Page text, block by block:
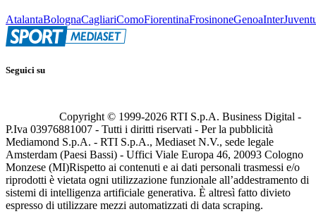
AtalantaBolognaCagliariComoFiorentinaFrosinoneGenoaInter
Seguici su
Copyright © 1999-2026 RTI S.p.A. Business Digital -
P.Iva 03976881007 - Tutti i diritti riservati - Per la pubblicità
Mediamond S.p.A. - RTI S.p.A., Mediaset N.V., sede legale
Amsterdam (Paesi Bassi) - Uffici Viale Europa 46, 20093 Cologno
Monzese (MI)Rispetto ai contenuti e ai dati personali trasmessi e/o
riprodotti è vietata ogni utilizzazione funzionale all’addestramento di
sistemi di intelligenza artificiale generativa. È altresì fatto divieto
espresso di utilizzare mezzi automatizzati di data scraping.